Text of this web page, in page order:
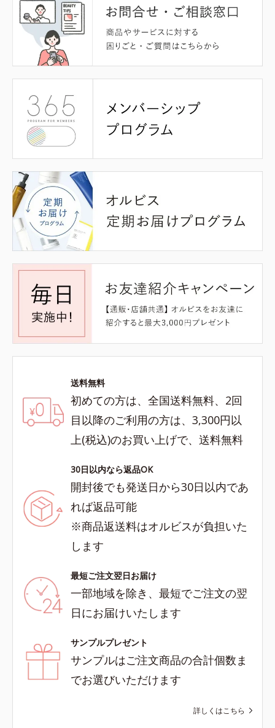
送料無料
初めての方は、全国送料無料、2回
目以降のご利用の方は、3,300円以
上(税込)のお買い上げで、送料無料
30日以内なら返品OK
開封後でも発送日から30日以内であ
れば返品可能
※商品返送料はオルビスが負担いた
します
最短ご注文翌日お届け
一部地域を除き、最短でご注文の翌
日にお届けいたします
サンプルプレゼント
サンプルはご注文商品の合計個数ま
でお選びいただけます
詳しくはこちら